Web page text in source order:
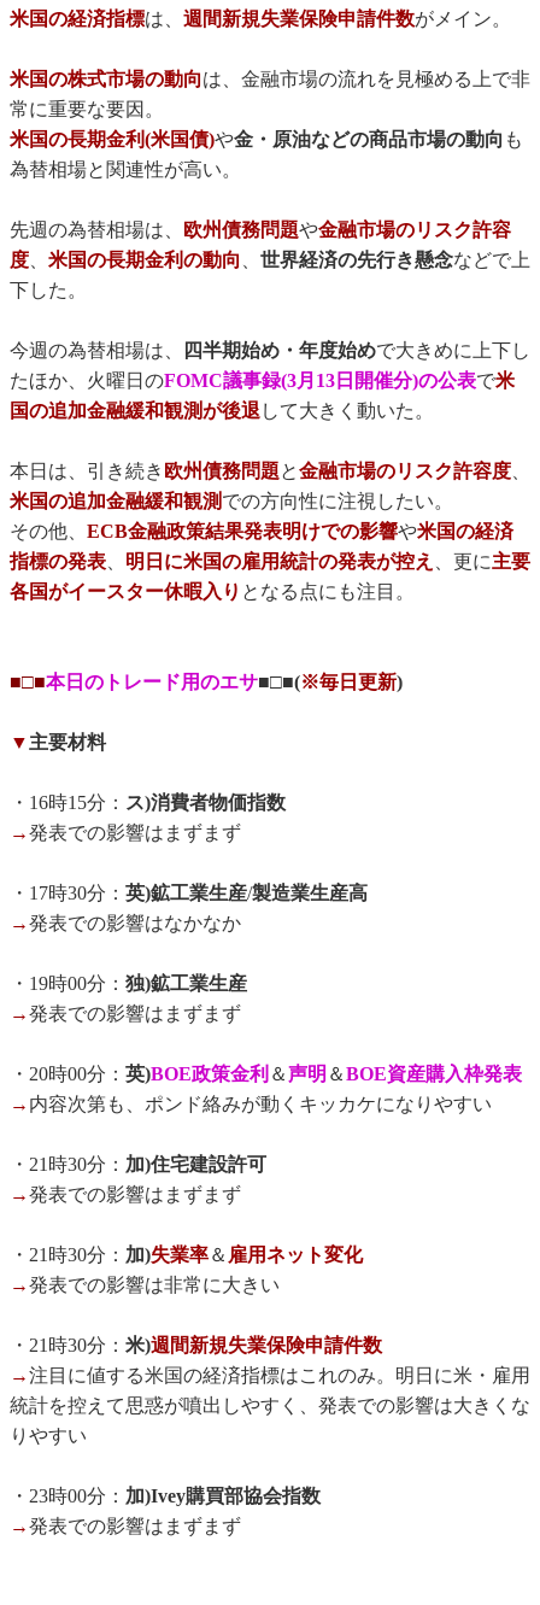
米国の経済指標は、 週間新規失業保険申請件数がメイン。
米国の株式市場の動向は、金融市場の流れを見極める上で非
常に重要な要因。
米国の長期金利(米国債)や金・原油などの商品市場の動向 も
為替相場と関連性が高い。
先週の為替相場は、 欧州債務問題や金融市場のリスク許容
度、 米国の長期金利の動向 、 世界経済の先行き懸念などで上
下した。
今週の為替相場は、 四半期始め・年度始めで大きめに上下し
たほか、火曜日のFOMC議事録(3月13日開催分)の公表で米
国の追加金融緩和観測が後退して大きく動いた。
本日は、引き続き 欧州債務問題と金融市場のリスク許容度、
米国の追加金融緩和観測 での方向性に注視したい。
その他、 ECB金融政策結果発表明けでの影響や米国の経済
指標の発表、 明日に米国の雇用統計の発表が控え 、更に主要
各国がイースター休暇入り となる点にも注目。
■□■本日のトレード用のエサ■□■(※毎日更新)
▼主要材料
・16時15分： ス)消費者物価指数
→発表での影響はまずまず
・17時30分： 英)鉱工業生産/製造業生産高
→発表での影響はなかなか
・19時00分： 独)鉱工業生産
→発表での影響はまずまず
・20時00分： 英)BOE政策金利 ＆声明 ＆BOE資産購入枠発表
→ 内容次第も、ポンド絡みが動くキッカケになりやすい
・21時30分： 加)住宅建設許可
→発表での影響はまずまず
・21時30分： 加)失業率＆ 雇用ネット変化
→発表での影響は非常に大きい
・21時30分： 米)週間新規失業保険申請件数
→注目に値する米国の経済指標はこれのみ。明日に米・雇用
統計を控えて思惑が噴出しやすく、発表での影響は大きくな
りやすい
・23時00分： 加)Ivey購買部協会指数
→発表での影響はまずまず